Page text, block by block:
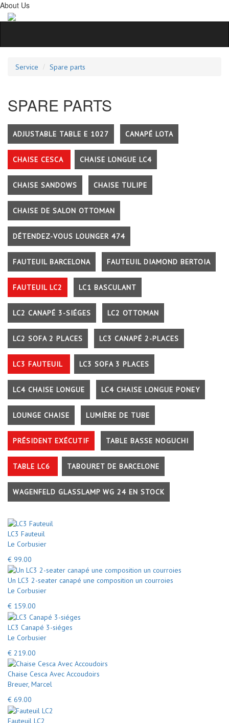
About Us
Service Spare parts
SPARE PARTS
ADJUSTABLE TABLE E 1027 CANAPÉ LOTA
CHAISE CESCA CHAISE LONGUE LC4
CHAISE SANDOWS CHAISE TULIPE
CHAISE DE SALON OTTOMAN
DÉTENDEZ-VOUS LOUNGER 474
FAUTEUIL BARCELONA FAUTEUIL DIAMOND BERTOIA
FAUTEUIL LC2 LC1 BASCULANT
LC2 CANAPÉ 3-SIÉGES LC2 OTTOMAN
LC2 SOFA 2 PLACES LC3 CANAPÉ 2-PLACES
LC3 FAUTEUIL LC3 SOFA 3 PLACES
LC4 CHAISE LONGUE LC4 CHAISE LONGUE PONEY
LOUNGE CHAISE LUMIÈRE DE TUBE
PRÉSIDENT EXÉCUTIF TABLE BASSE NOGUCHI
TABLE LC6 TABOURET DE BARCELONE
WAGENFELD GLASSLAMP WG 24 EN STOCK
LC3 Fauteuil
Le Corbusier
€ 99.00
Un LC3 2-seater canapé une composition un courroies
Le Corbusier
€ 159.00
LC3 Canapé 3-siéges
Le Corbusier
€ 219.00
Chaise Cesca Avec Accoudoirs
Breuer, Marcel
€ 69.00
Fauteuil LC2